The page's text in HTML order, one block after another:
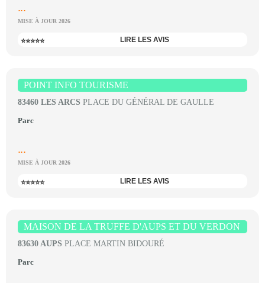
...
MISE À JOUR 2026
⭐⭐⭐⭐⭐ LIRE LES AVIS
POINT INFO TOURISME
83460 LES ARCS PLACE DU GÉNÉRAL DE GAULLE
Parc
...
MISE À JOUR 2026
⭐⭐⭐⭐⭐ LIRE LES AVIS
MAISON DE LA TRUFFE D'AUPS ET DU VERDON
83630 AUPS PLACE MARTIN BIDOURÉ
Parc